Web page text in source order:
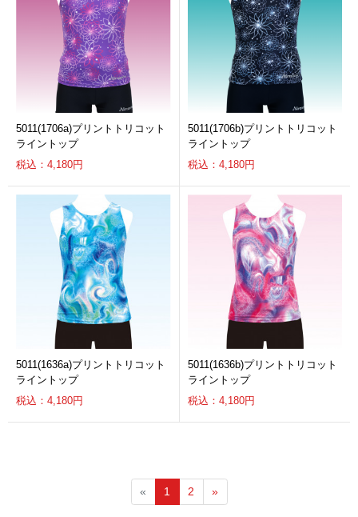
5011(1706a)プリントトリコット
ライントップ
税込：4,180円
5011(1706b)プリントトリコット
ライントップ
税込：4,180円
5011(1636a)プリントトリコット
ライントップ
税込：4,180円
5011(1636b)プリントトリコット
ライントップ
税込：4,180円
« 1 2 »